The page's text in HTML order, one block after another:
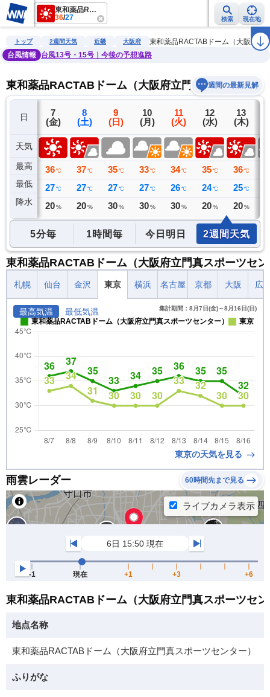
東和薬品RACTABドーム（大阪府立門真スポーツセンター）
36/27 検索 現在地
雨雲レーダー 台風情報 地震情報 警報・注意報 2週間天気 ラ
トップ 2週間天気 近畿 大阪府
東和薬品RACTABドーム（大阪府立
台風情報
台風13号・15号｜今後の予想進路
東和薬品RACTABドーム（大阪府立門真スポーツセ
週間の最新見解
日
天気
最高
最低
降水
6
(木)
34 ℃
27 ℃
0 ミリ
7
(金)
36 ℃
27 ℃
20 %
8
(土)
37 ℃
27 ℃
20 %
9
(日)
35 ℃
27 ℃
30 %
10
(月)
33 ℃
27 ℃
30 %
11
(火)
34 ℃
26 ℃
30 %
12
(水)
35 ℃
24 ℃
20 %
13
(木)
36 ℃
25 ℃
20 %
5分毎 1時間毎 今日明日 2週間天気
東和薬品RACTABドーム（大阪府立門真スポーツセ
札幌 仙台 金沢 東京 横浜 名古屋 京都 大阪 広
最高気温 最低気温 集計期間：8月7日(金)～8月16日(日)
東和薬品RACTABドーム（大阪府立門真スポーツセンター） 東京
東京の天気を見る
雨雲レーダー 60時間先まで見る
東和薬品RACTABドーム（大阪府立門真スポーツセ
地点名称
東和薬品RACTABドーム（大阪府立門真スポーツセンター）
ふりがな